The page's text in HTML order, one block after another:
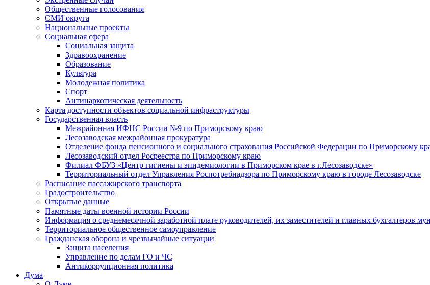
Общественные голосования
СМИ округа
Национальные проекты
Социальная сфера
Социальная защита
Здравоохранение
Образование
Культура
Молодежная политика
Спорт
Антинаркотическая деятельность
Карта доступности объектов социальной инфраструктуры
Государственная власть
Межрайонная ИФНС России №9 по Приморскому краю
Лесозаводская межрайонная прокуратура
Отделение фонда пенсионного и социального страхования Российской Федерации по Приморскому
Лесозаводский отдел Росреестра по Приморскому краю
Филиал ФБУЗ «Центр гигиены и эпидемиологии в Приморском крае в г.Лесозаводске»
Территориальный отдел Управления Роспотребнадзора по Приморскому краю в городе Лесозаводске
Расписание пассажирского транспорта
Градостроительство
Открытые данные
Памятные даты военной истории России
Информация о среднемесячной заработной плате руководителей, их заместителей и главных
Территориальное общественное самоуправление
Гражданская оборона и чрезвычайные ситуации
Защита населения
Управление по делам ГО и ЧС
Антикоррупционная политика
Дума